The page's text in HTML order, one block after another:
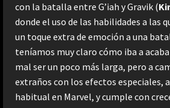
con la batalla entre G’iah y Gravik (
donde el uso de las habilidades a las
un toque extra de emoción a una
teníamos muy claro cómo iba a
mal ser un poco más larga, pero a
extraños con los efectos especiales,
habitual en Marvel, y cumple con